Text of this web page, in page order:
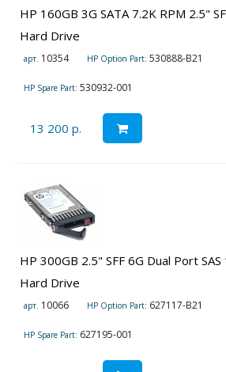
HP 160GB 3G SATA 7.2K RPM 2.5"
Hard Drive
арт. 10354 HP Option Part: 530888-B21
HP Spare Part: 530932-001
13 200 р.
HP 300GB 2.5" SFF 6G Dual Port
Hard Drive
арт. 10066 HP Option Part: 627117-B21
HP Spare Part: 627195-001